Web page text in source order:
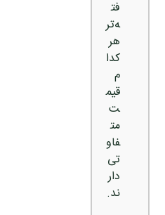
فت
ه‌تر
هر
کدا
م
قیم
ت
مت
فاو
تی
دار
ند.